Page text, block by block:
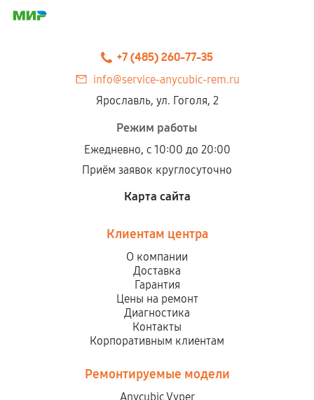
+7 (485) 260-77-35
info@service-anycubic-rem.ru
Ярославль, ул. Гоголя, 2
Режим работы
Ежедневно, с 10:00 до 20:00
Приём заявок круглосуточно
Карта сайта
Клиентам центра
О компании
Доставка
Гарантия
Цены на ремонт
Диагностика
Контакты
Корпоративным клиентам
Ремонтируемые модели
Anycubic Vyper